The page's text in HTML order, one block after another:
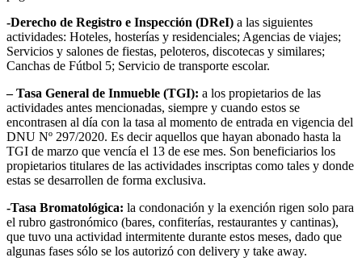
-Derecho de Registro e Inspección (DReI) a las siguientes
actividades: Hoteles, hosterías y residenciales; Agencias de viajes;
Servicios y salones de fiestas, peloteros, discotecas y similares;
Canchas de Fútbol 5; Servicio de transporte escolar.
– Tasa General de Inmueble (TGI): a los propietarios de las
actividades antes mencionadas, siempre y cuando estos se
encontrasen al día con la tasa al momento de entrada en vigencia del
DNU Nº 297/2020. Es decir aquellos que hayan abonado hasta la
TGI de marzo que vencía el 13 de ese mes. Son beneficiarios los
propietarios titulares de las actividades inscriptas como tales y donde
estas se desarrollen de forma exclusiva.
-Tasa Bromatológica: la condonación y la exención rigen solo para
el rubro gastronómico (bares, confiterías, restaurantes y cantinas),
que tuvo una actividad intermitente durante estos meses, dado que
algunas fases sólo se los autorizó con delivery y take away.